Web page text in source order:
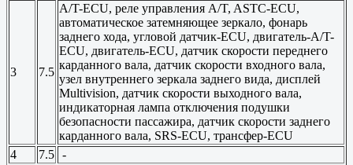
3 7.5
A/T-ECU, реле управления A/T, ASTC-ECU,
автоматическое затемняющее зеркало, фонарь
заднего хода, угловой датчик-ECU, двигатель-A/T-
ECU, двигатель-ECU, датчик скорости переднего
карданного вала, датчик скорости входного вала,
узел внутреннего зеркала заднего вида, дисплей
Multivision, датчик скорости выходного вала,
индикаторная лампа отключения подушки
безопасности пассажира, датчик скорости заднего
карданного вала, SRS-ECU, трансфер-ECU
4
7.5 -